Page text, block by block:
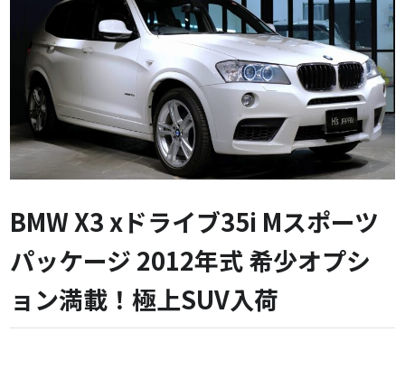
BMW X3 xドライブ35i Mスポーツ
パッケージ 2012年式 希少オプシ
ョン満載！極上SUV入荷